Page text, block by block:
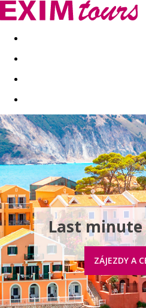
Akční nabídky Last minute
Last
ZÁJEZDY A